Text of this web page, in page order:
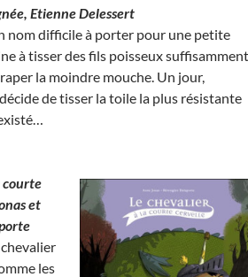
Etienne Delessert
nom difficile à porter pour une petite
à tisser des fils poisseux suffisamment
la moindre mouche. Un jour,
de tisser la toile la plus résistante
courte
et
les